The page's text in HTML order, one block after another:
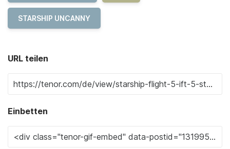
STARSHIP UNCANNY
URL teilen
Einbetten